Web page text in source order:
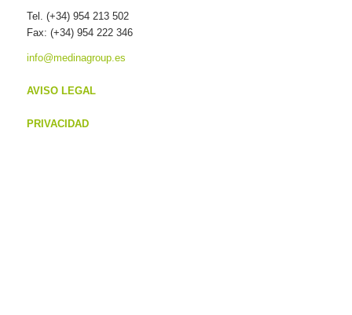
Tel. (+34) 954 213 502
Fax: (+34) 954 222 346
info@medinagroup.es
AVISO LEGAL
PRIVACIDAD